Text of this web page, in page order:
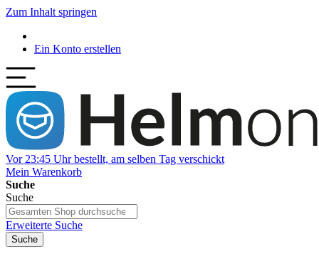
Zum Inhalt springen
Ein Konto erstellen
Vor 23:45 Uhr bestellt, am selben Tag verschickt
Mein Warenkorb
Suche
Suche
Erweiterte Suche
Suche